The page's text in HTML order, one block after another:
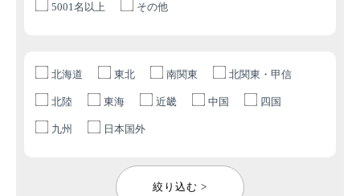
5001名以上 その他
北海道 東北 南関東 北関東・甲信
北陸 東海 近畿 中国 四国
九州 日本国外
絞り込む >